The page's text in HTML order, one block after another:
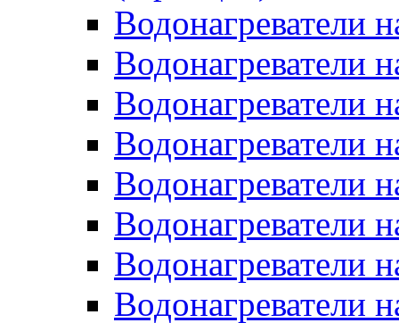
Водонагреватели
Водонагреватели
Водонагреватели
Водонагреватели
Водонагреватели
Водонагреватели
Водонагреватели
Водонагреватели